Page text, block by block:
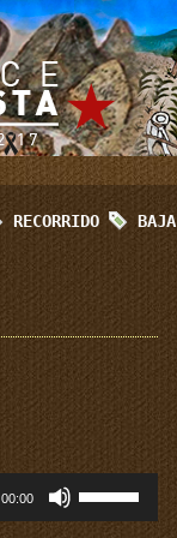
RECORRIDO
BAJA
00:00
las
teclas